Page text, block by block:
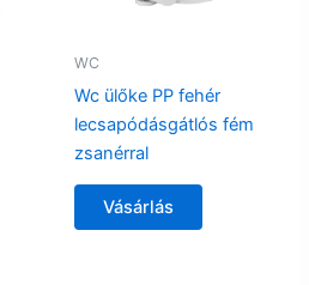
WC
Wc ülőke PP fehér
lecsapódásgátlós fém
zsanérral
Vásárlás